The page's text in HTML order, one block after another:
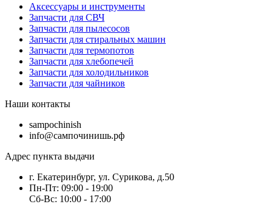
Аксессуары и инструменты
Запчасти для СВЧ
Запчасти для пылесосов
Запчасти для стиральных машин
Запчасти для термопотов
Запчасти для хлебопечей
Запчасти для холодильников
Запчасти для чайников
Наши контакты
sampochinish
info@сампочинишь.рф
Адрес пункта выдачи
г. Екатеринбург, ул. Сурикова, д.50
Пн-Пт: 09:00 - 19:00
Сб-Вс: 10:00 - 17:00